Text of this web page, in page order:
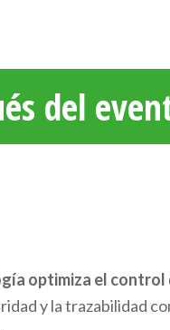
del
optimiza el control
y la trazabilidad